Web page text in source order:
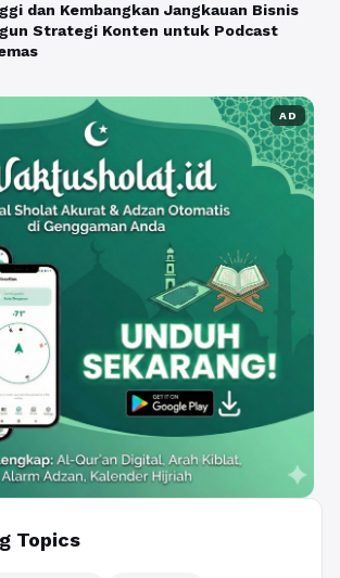
dan Kembangkan Jangkauan Bisnis
Strategi Konten untuk Podcast
AD
Topics